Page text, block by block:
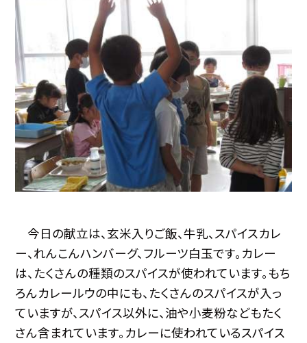
今日の献立は、玄米入りご飯、牛乳、スパイスカレ
ー、れんこんハンバーグ、フルーツ白玉です。カレー
は、たくさんの種類のスパイスが使われています。もち
ろんカレールウの中にも、たくさんのスパイスが入っ
ていますが、スパイス以外に、油や小麦粉などもたく
さん含まれています。カレーに使われているスパイス